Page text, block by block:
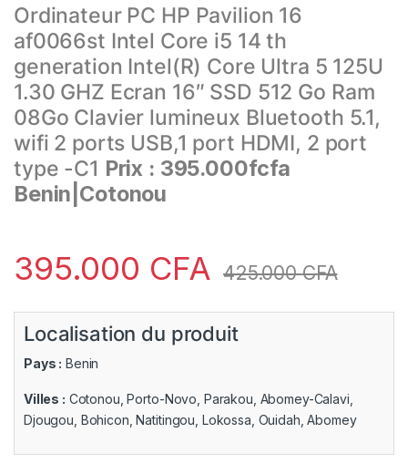
Ordinateur PC HP Pavilion 16
af0066st Intel Core i5 14 th
generation Intel(R) Core Ultra 5 125U
1.30 GHZ Ecran 16″ SSD 512 Go Ram
08Go Clavier lumineux Bluetooth 5.1,
wifi 2 ports USB,1 port HDMI, 2 port
type -C1 Prix : 395.000fcfa
Benin|Cotonou
395.000 CFA 425.000CFA
Localisation du produit
Pays : Benin
Villes : Cotonou, Porto-Novo, Parakou, Abomey-Calavi,
Djougou, Bohicon, Natitingou, Lokossa, Ouidah, Abomey